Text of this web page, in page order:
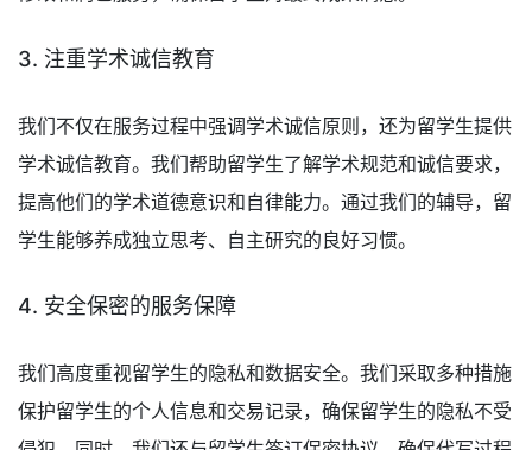
3. 注重学术诚信教育
我们不仅在服务过程中强调学术诚信原则，还为留学生提供
学术诚信教育。我们帮助留学生了解学术规范和诚信要求，
提高他们的学术道德意识和自律能力。通过我们的辅导，留
学生能够养成独立思考、自主研究的良好习惯。
4. 安全保密的服务保障
我们高度重视留学生的隐私和数据安全。我们采取多种措施
保护留学生的个人信息和交易记录，确保留学生的隐私不受